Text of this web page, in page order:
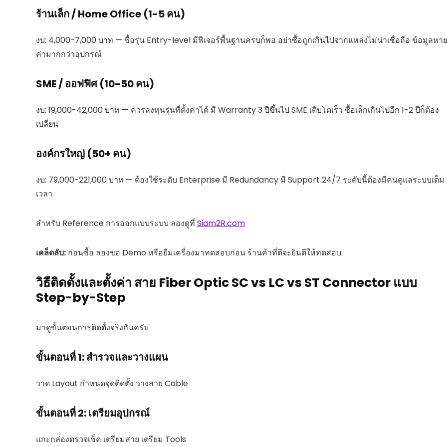
ร้านเล็ก / Home Office (1-5 คน)
งบ: 4,000-7,000 บาท — ซื้อรุ่น Entry-level มีฟีเจอร์พื้นฐานครบก็พอ อย่าซื้อถูกเกินไปจากแหล่งไม่น่าเชื่อถือ ข้อมูลหา
ค่ามากกว่าอุปกรณ์
SME / ออฟฟิศ (10-50 คน)
งบ: 19,000-42,000 บาท — ควรลงทุนรุ่นที่ตั้งค่าได้ มี Warranty 3 ปีขึ้นไป SME เติบโตเร็ว ซื้อเล็กเกินไปอีก 1-2 ปีก็ต้อง
เปลี่ยน
องค์กรใหญ่ (50+ คน)
งบ: 79,000-221,000 บาท — ต้องใช้ระดับ Enterprise มี Redundancy มี Support 24/7 ระดับนี้ต้องมีคนดูแลระบบเต็ม
เวลา
สำหรับ Reference การออกแบบระบบ ลองดูที่ Siam2R.com
เคล็ดลับ: ก่อนซื้อ ลองขอ Demo หรือยืมเครื่องมาทดสอบก่อน ร้านค้าที่ดีจะยินดีให้ทดสอบ
วิธีติดตั้งและตั้งค่า สาย Fiber Optic SC vs LC vs ST Connector แบบ
Step-by-Step
มาดูขั้นตอนการติดตั้งจริงกันครับ
ขั้นตอนที่ 1: สำรวจและวางแผน
วาด Layout กำหนดจุดติดตั้ง วางสาย Cable
ขั้นตอนที่ 2: เตรียมอุปกรณ์
แกะกล่องตรวจเช็ค เตรียมสาย เตรียม Tools